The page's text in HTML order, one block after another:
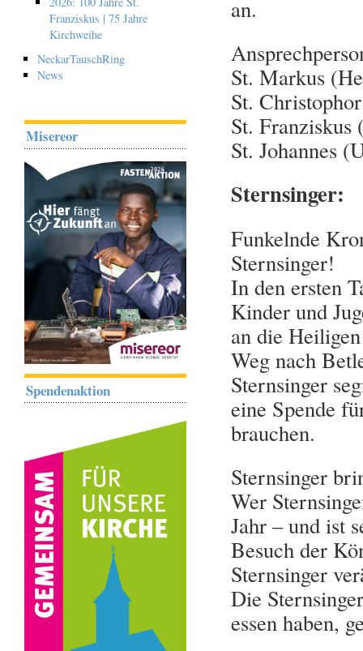
an.
St. Markus
St.
St.
St. Johannes
Sternsinger:
Funkelnde
Sternsinger!
In den ersten
Kinder und
an die
Weg nach
Sternsinger
eine Spende
brauchen.
Sternsinger
Wer
Jahr – und ist
Besuch der
Sternsinger
Die
essen haben,
Franziskus | 75 Jahre
Kirchweihe
NeckarTauschRing
News
Misereor
Spendenaktion